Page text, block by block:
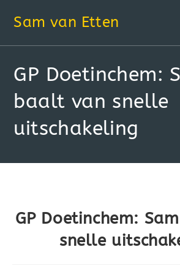
Sam van Etten
GP Doetinchem:
baalt van snelle
uitschakeling
GP Doetinchem:
snelle